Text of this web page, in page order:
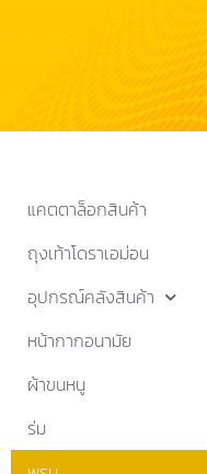
แคตตาล็อกสินค้า
ถุงเท้าโดราเอม่อน
อุปกรณ์คลังสินค้า
หน้ากากอนามัย
ผ้าขนหนู
ร่ม